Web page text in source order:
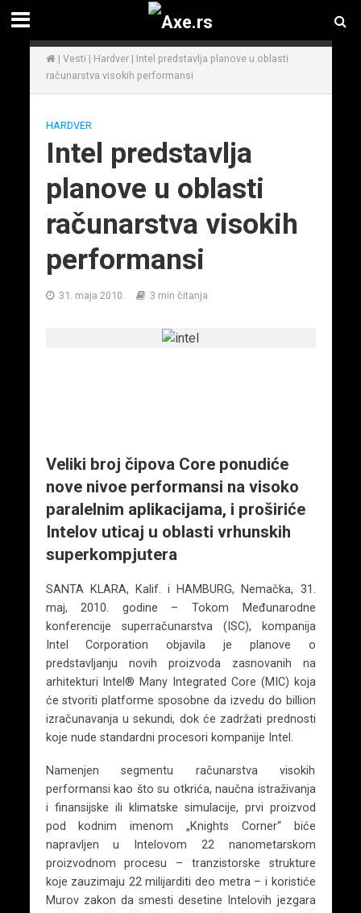
| Vesti | Hardver| Intel predstavlja planove u oblasti
računarstva visokih performansi
HARDVER
Intel predstavlja
planove u oblasti
računarstva visokih
performansi
31. maja 2010. 3 min čitanja
Veliki broj čipova Core ponudiće
nove nivoe performansi na visoko
paralelnim aplikacijama, i proširiće
Intelov uticaj u oblasti vrhunskih
superkompjutera
SANTA KLARA, Kalif. i HAMBURG, Nemačka, 31.
maj, 2010. godine – Tokom Međunarodne
konferencije superračunarstva (ISC), kompanija
Intel Corporation objavila je planove o
predstavljanju novih proizvoda zasnovanih na
arhitekturi Intel® Many Integrated Core (MIC) koja
će stvoriti platforme sposobne da izvedu do billion
izračunavanja u sekundi, dok će zadržati prednosti
koje nude standardni procesori kompanije Intel.
Namenjen segmentu računarstva visokih
performansi kao što su otkrića, naučna istraživanja
i finansijske ili klimatske simulacije, prvi proizvod
pod kodnim imenom „Knights Corner“ biće
napravljen u Intelovom 22 nanometarskom
proizvodnom procesu – tranzistorske strukture
koje zauzimaju 22 milijarditi deo metra – i koristiće
Murov zakon da smesti desetine Intelovih jezgara